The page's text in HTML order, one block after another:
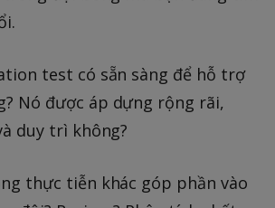
test có sẵn sàng để hỗ trợ
Nó được áp dựng rộng rãi,
duy trì không?
thực tiễn khác góp phần vào